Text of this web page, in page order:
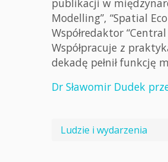
publikacji w
Modelling”, “Spatial
Współredaktor
Współpracuje z
dekadę pełnił funkcję
Dr Sławomir Dudek
Ludzie i wydarzenia